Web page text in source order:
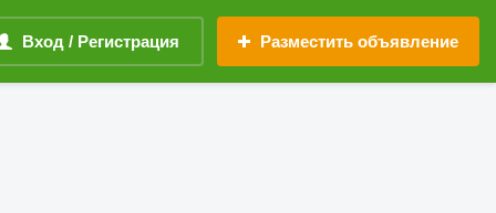
Вход / Регистрация Разместить объявление